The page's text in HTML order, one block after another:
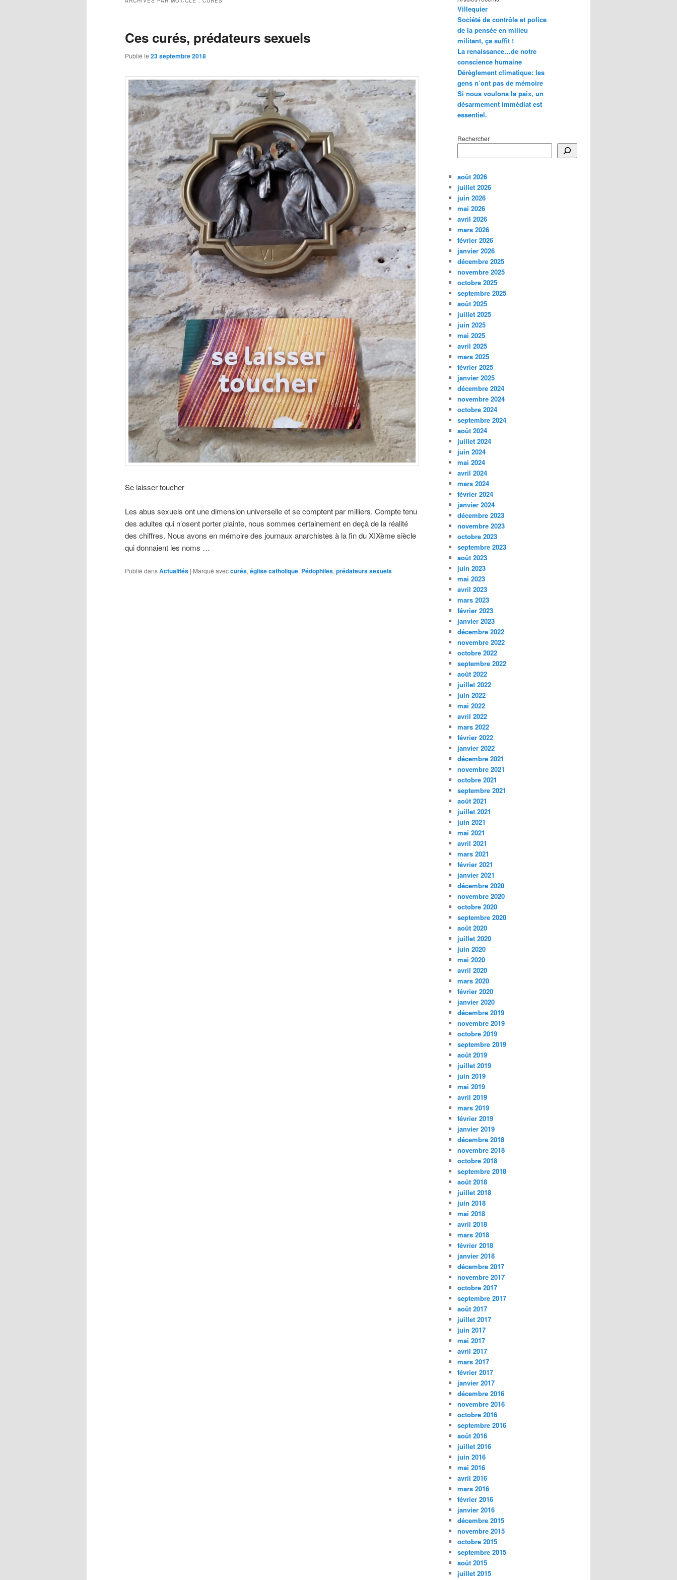
Ces curés, prédateurs sexuels
Publié le 23 septembre 2018
Se laisser toucher
Les abus sexuels ont une dimension universelle et se comptent par milliers. Compte tenu
des adultes qui n’osent porter plainte, nous sommes certainement en deçà de la réalité
des chiffres. Nous avons en mémoire des journaux anarchistes à la fin du XIXème siècle
qui donnaient les noms …
Publié dansActualités | Marqué aveccurés, église catholique, Pédophiles, prédateurs sexuels
Villequier
Société de contrôle et police
de la pensée en milieu
militant, ça suffit !
La renaissance…de notre
conscience humaine
Dérèglement climatique: les
gens n’ont pas de mémoire
Si nous voulons la paix, un
désarmement immédiat est
essentiel.
Rechercher
août 2026
juillet 2026
juin 2026
mai 2026
avril 2026
mars 2026
février 2026
janvier 2026
décembre 2025
novembre 2025
octobre 2025
septembre 2025
août 2025
juillet 2025
juin 2025
mai 2025
avril 2025
mars 2025
février 2025
janvier 2025
décembre 2024
novembre 2024
octobre 2024
septembre 2024
août 2024
juillet 2024
juin 2024
mai 2024
avril 2024
mars 2024
février 2024
janvier 2024
décembre 2023
novembre 2023
octobre 2023
septembre 2023
août 2023
juin 2023
mai 2023
avril 2023
mars 2023
février 2023
janvier 2023
décembre 2022
novembre 2022
octobre 2022
septembre 2022
août 2022
juillet 2022
juin 2022
mai 2022
avril 2022
mars 2022
février 2022
janvier 2022
décembre 2021
novembre 2021
octobre 2021
septembre 2021
août 2021
juillet 2021
juin 2021
mai 2021
avril 2021
mars 2021
février 2021
janvier 2021
décembre 2020
novembre 2020
octobre 2020
septembre 2020
août 2020
juillet 2020
juin 2020
mai 2020
avril 2020
mars 2020
février 2020
janvier 2020
décembre 2019
novembre 2019
octobre 2019
septembre 2019
août 2019
juillet 2019
juin 2019
mai 2019
avril 2019
mars 2019
février 2019
janvier 2019
décembre 2018
novembre 2018
octobre 2018
septembre 2018
août 2018
juillet 2018
juin 2018
mai 2018
avril 2018
mars 2018
février 2018
janvier 2018
décembre 2017
novembre 2017
octobre 2017
septembre 2017
août 2017
juillet 2017
juin 2017
mai 2017
avril 2017
mars 2017
février 2017
janvier 2017
décembre 2016
novembre 2016
octobre 2016
septembre 2016
août 2016
juillet 2016
juin 2016
mai 2016
avril 2016
mars 2016
février 2016
janvier 2016
décembre 2015
novembre 2015
octobre 2015
septembre 2015
août 2015
juillet 2015